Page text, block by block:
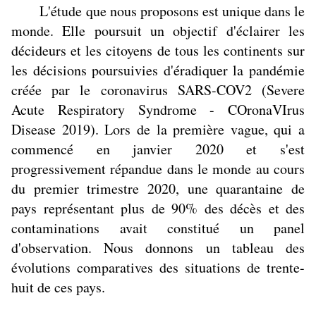
L'étude que nous proposons est unique dans le
monde. Elle poursuit un objectif d'éclairer les
décideurs et les citoyens de tous les continents sur
les décisions poursuivies d'éradiquer la pandémie
créée par le coronavirus SARS-COV2 (Severe
Acute Respiratory Syndrome - COronaVIrus
Disease 2019). Lors de la première vague, qui a
commencé en janvier 2020 et s'est
progressivement répandue dans le monde au cours
du premier trimestre 2020, une quarantaine de
pays représentant plus de 90% des décès et des
contaminations avait constitué un panel
d'observation. Nous donnons un tableau des
évolutions comparatives des situations de trente-
huit de ces pays.